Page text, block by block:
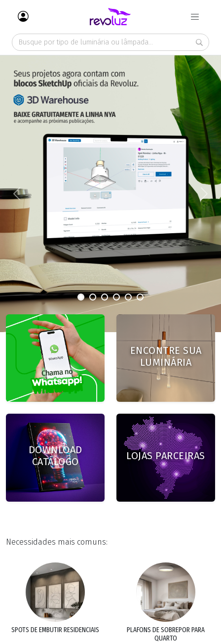
ENCONTRE SUA
LUMINÁRIA
DOWNLOAD
CATÁLOGO
LOJAS PARCEIRAS
Necessidades mais comuns:
SPOTS DE EMBUTIR RESIDENCIAIS
PLAFONS DE SOBREPOR PARA
QUARTO